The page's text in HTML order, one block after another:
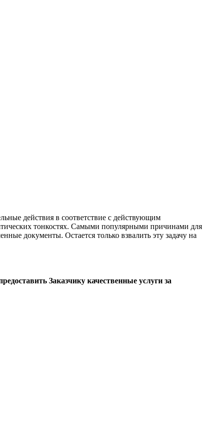
действия в соответствие с действующим
тонкостях. Самыми популярными причинами для
документы. Остается только взвалить эту задачу на
Заказчику качественные услуги за